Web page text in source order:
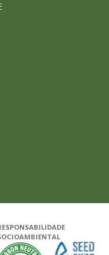
Status do site no
Garantia de satisfação
A